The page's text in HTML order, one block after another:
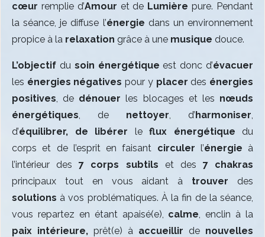
cœur remplie d’Amour et de Lumière pure. Pendant
la séance, je diffuse l’énergie dans un environnement
propice à la relaxation grâce à une musique douce.
L’objectif du soin énergétique est donc d’évacuer
les énergies négativespour y placer des énergies
positives, de dénouer les blocages et les nœuds
énergétiques, de nettoyer, d’harmoniser,
d’équilibrer, de libérer le flux énergétique du
corps et de l’esprit en faisant circuler l’énergie à
l’intérieur des7 corps subtils et des 7
chakras
principaux tout en vous aidant à trouver des
solutions à vos problématiques. À la fin de la séance,
vous repartez en étant apaisé(e), calme, enclin à la
paix intérieure, prêt(e) à accueillir de nouvelles